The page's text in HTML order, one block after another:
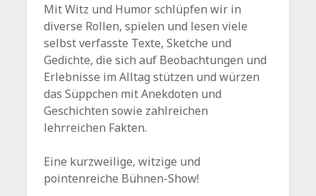
Mit Witz und Humor schlüpfen wir in
diverse Rollen, spielen und lesen viele
selbst verfasste Texte, Sketche und
Gedichte, die sich auf Beobachtungen und
Erlebnisse im Alltag stützen und würzen
das Süppchen mit Anekdoten und
Geschichten sowie zahlreichen
lehrreichen Fakten.
Eine kurzweilige, witzige und
pointenreiche Bühnen-Show!